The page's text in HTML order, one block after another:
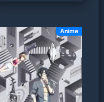
Anime